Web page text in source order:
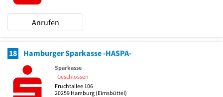
Anrufen
18 Hamburger Sparkasse -HASPA-
Sparkasse
Geschlossen
Fruchtallee 106
20259 Hamburg (Eimsbüttel)